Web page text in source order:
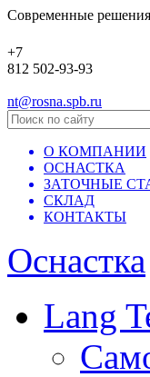
Современные
+7
812 502-93-93
nt@rosna.spb.ru
О КОМПАНИИ
ОСНАСТКА
ЗАТОЧНЫЕ
СКЛАД
КОНТАКТЫ
Оснастка
Lang